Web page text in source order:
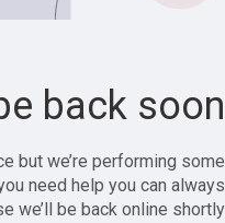
back soon!
but we’re performing some
need help you can always
we’ll be back online shortly!